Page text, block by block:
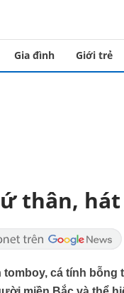
Gia đình Giới trẻ
thân, hát
cá tính